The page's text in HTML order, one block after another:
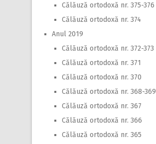
Călăuză ortodoxă nr. 375-376
Călăuză ortodoxă nr. 374
Anul 2019
Călăuză ortodoxă nr. 372-373
Călăuză ortodoxă nr. 371
Călăuză ortodoxă nr. 370
Călăuză ortodoxă nr. 368-369
Călăuză ortodoxă nr. 367
Călăuză ortodoxă nr. 366
Călăuză ortodoxă nr. 365